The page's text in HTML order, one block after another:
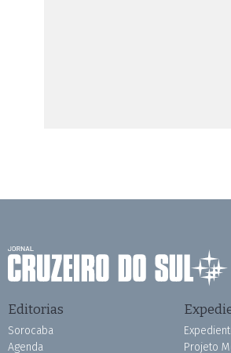
Editorias
Sorocaba
Agenda
Projeto